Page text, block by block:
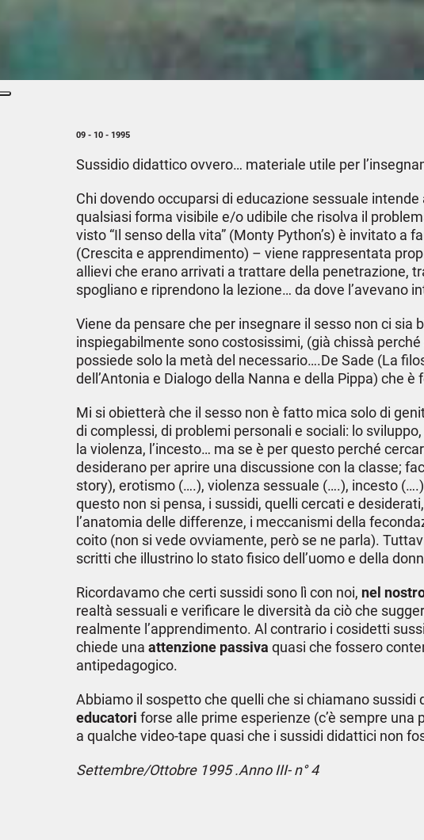
09 - 10 - 1995
Sussidio didattico ovvero… materiale utile per
Chi dovendo occuparsi di educazione sessuale
qualsiasi forma visibile e/o udibile che risolva il
visto “Il senso della vita” (Monty Python’s) è invitato
(Crescita e apprendimento) – viene rappresentata
allievi che erano arrivati a trattare della penetrazione,
spogliano e riprendono la lezione… da dove l’avevano
Viene da pensare che per insegnare il sesso non ci
inspiegabilmente sono costosissimi, (già chissà
possiede solo la metà del necessario….De Sade (La
dell’Antonia e Dialogo della Nanna e della Pippa) che
Mi si obietterà che il sesso non è fatto mica solo di
di complessi, di problemi personali e sociali: lo
la violenza, l’incesto… ma se è per questo perché
desiderano per aprire una discussione con la classe;
story), erotismo (….), violenza sessuale (….), incesto
questo non si pensa, i sussidi, quelli cercati e
l’anatomia delle differenze, i meccanismi della
coito (non si vede ovviamente, però se ne parla).
scritti che illustrino lo stato fisico dell’uomo e della
Ricordavamo che certi sussidi sono lì con noi, nel
realtà sessuali e verificare le diversità da ciò che
realmente l’apprendimento. Al contrario i cosidetti
chiede una attenzione passiva quasi che fossero
antipedagogico.
Abbiamo il sospetto che quelli che si chiamano sussidi
educatori forse alle prime esperienze (c’è sempre
a qualche video-tape quasi che i sussidi didattici non
Settembre/Ottobre 1995 .Anno III- n° 4